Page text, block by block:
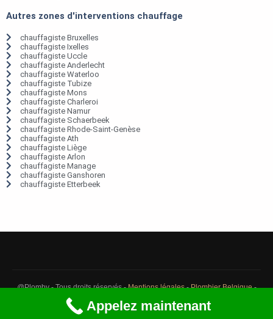
Autres zones d'interventions chauffage
chauffagiste Bruxelles
chauffagiste Ixelles
chauffagiste Uccle
chauffagiste Anderlecht
chauffagiste Waterloo
chauffagiste Tubize
chauffagiste Mons
chauffagiste Charleroi
chauffagiste Namur
chauffagiste Schaerbeek
chauffagiste Rhode-Saint-Genèse
chauffagiste Ath
chauffagiste Liège
chauffagiste Arlon
chauffagiste Manage
chauffagiste Ganshoren
chauffagiste Etterbeek
@Plomby - Tous droits réservés -Mentions légales-Plombier Belgique-
Débouchage Belgique
Appelez maintenant